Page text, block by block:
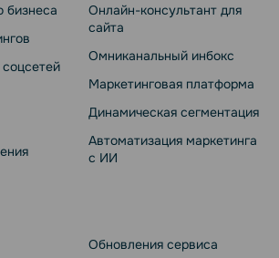
бизнеса
Онлайн-консультант для
сайта
Омниканальный инбокс
Маркетинговая платформа
Динамическая сегментация
Автоматизация маркетинга
с ИИ
Обновления сервиса